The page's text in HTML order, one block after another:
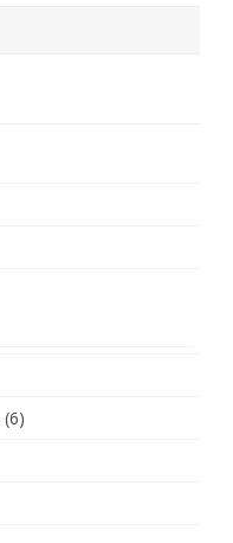
(6)